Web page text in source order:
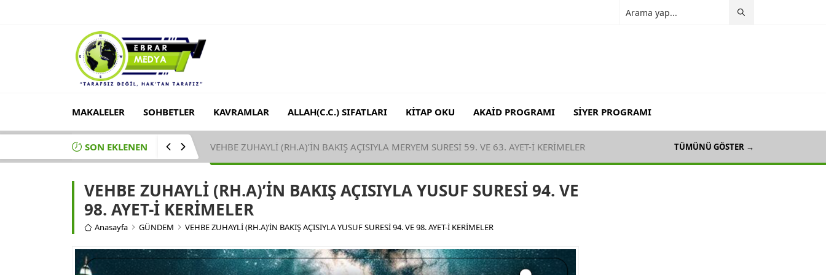
MAKALELER SOHBETLER KAVRAMLAR ALLAH(C.C.) SIFATLARI KİTAP OKU AKAİD PROGRAMI SİYER PROGRAMI
SON EKLENEN VEHBE ZUHAYLİ (RH.A)’İN BAKIŞ AÇISIYLA MERYEM SURESİ 59. VE 63. AYET-İ KERİMELER TÜMÜNÜ GÖSTER →
VEHBE ZUHAYLİ (RH.A)’İN BAKIŞ AÇISIYLA YUSUF SURESİ 94. VE
98. AYET-İ KERİMELER
Anasayfa GÜNDEM VEHBE ZUHAYLİ (RH.A)’İN BAKIŞ AÇISIYLA YUSUF SURESİ 94. VE 98. AYET-İ KERİMELER